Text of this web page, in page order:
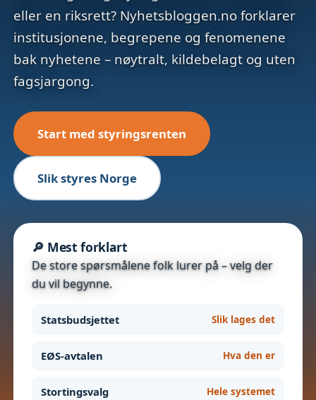
eller en riksrett? Nyhetsbloggen.no forklarer
institusjonene, begrepene og fenomenene
bak nyhetene – nøytralt, kildebelagt og uten
fagsjargong.
Start med styringsrenten
Slik styres Norge
🔎 Mest forklart
De store spørsmålene folk lurer på – velg der
du vil begynne.
Statsbudsjettet Slik lages det
EØS-avtalen Hva den er
Stortingsvalg Hele systemet